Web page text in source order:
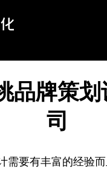
品牌策
司
需要有丰富的经验